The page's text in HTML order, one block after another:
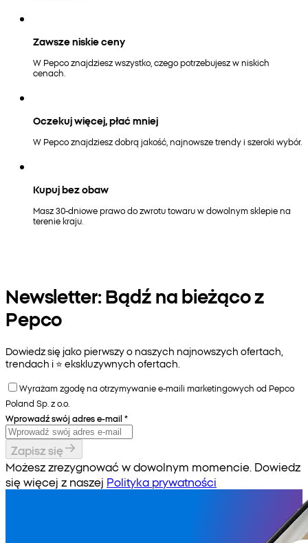
Zawsze niskie ceny
W Pepco znajdziesz wszystko, czego potrzebujesz w niskich
cenach.
Oczekuj więcej, płać mniej
W Pepco znajdziesz dobrą jakość, najnowsze trendy i szeroki wybór.
Kupuj bez obaw
Masz 30-dniowe prawo do zwrotu towaru w dowolnym sklepie na
terenie kraju.
Newsletter: Bądź na bieżąco z
Pepco
Dowiedz się jako pierwszy o naszych najnowszych ofertach,
trendach i ⭐️ ekskluzywnych ofertach.
Wyrażam zgodę na otrzymywanie e-maili marketingowych od Pepco
Poland Sp. z o.o.
Wprowadź swój adres e-mail *
Zapisz się
Możesz zrezygnować w dowolnym momencie. Dowiedz
się więcej z naszej Polityka prywatności